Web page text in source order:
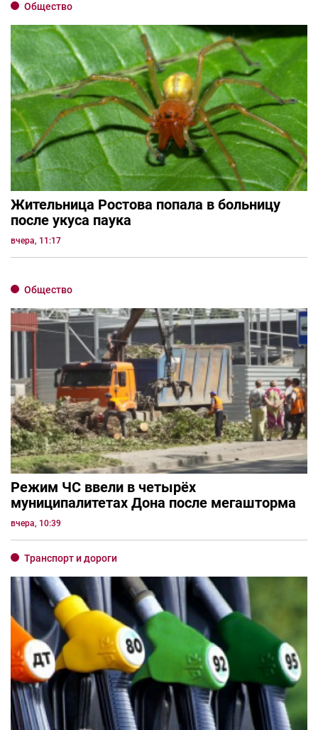
Общество
Жительница Ростова попала в больницу
после укуса паука
вчера, 11:17
Общество
Режим ЧС ввели в четырёх
муниципалитетах Дона после мегашторма
вчера, 10:39
Транспорт и дороги